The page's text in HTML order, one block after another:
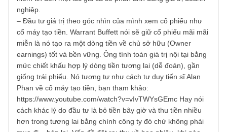
chóng mặt trên bảng điện để thấy rõ cái nào là thực cái
là ảo.
– Benjamin Graham có nói: “Trong ngắn hạn, thị trường là
máy biểu quyết (hoàn toàn phụ thuộc vào thị hiếu của
những người tham gia), nhưng trong dài hạn, thị trường là
bàn cân (trong dài hạn, giá trị thực sự sẽ được phản ánh
vào giá cổ phiếu)”. Cho nên trong ngắn hạn giá cả không
đánh giá đúng giá trị nội tại (cho ta cơ hội mua giá hời)
nó được quyết định bằng cung và cầu. Nhà đầu tư phải có
niềm tin đến một lúc giá cả sẽ phản ánh đúng giá trị
nghiệp.